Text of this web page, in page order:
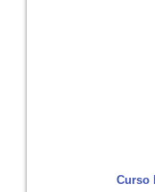
Curso